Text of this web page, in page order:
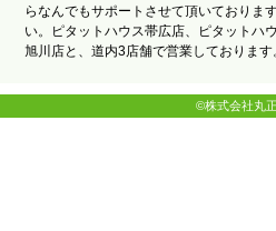
らなんでもサポートさせて頂いておりま
い。ピタットハウス帯広店、ピタットハ
旭川店と、道内3店舗で営業しております
©株式会社丸